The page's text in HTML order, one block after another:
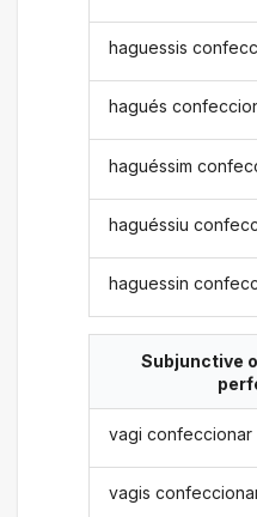
haguessis
hagués
haguéssim
haguéssiu
haguessin
Subjunctive
vagi confeccionar
vagis